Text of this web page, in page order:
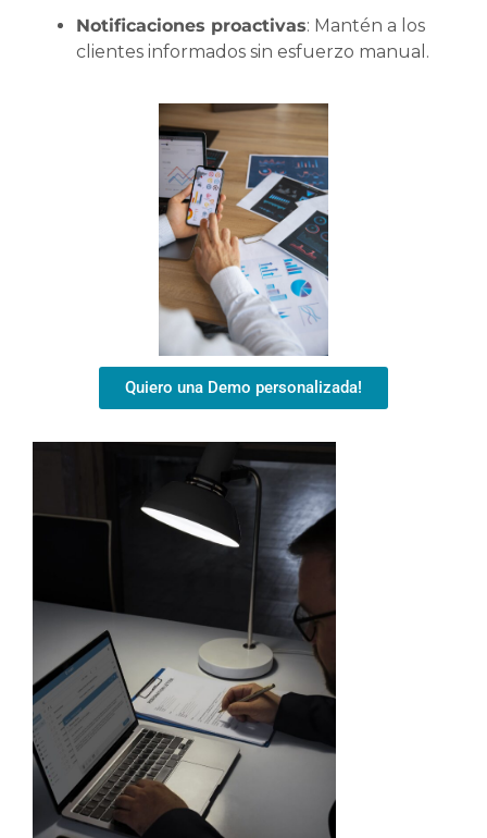
Notificaciones proactivas: Mantén a los
clientes informados sin esfuerzo manual.
Quiero una Demo personalizada!